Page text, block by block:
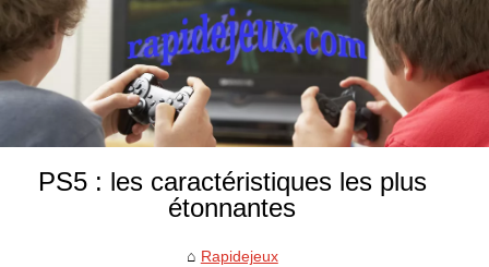
PS5 : les caractéristiques les plus
étonnantes
Rapidejeux